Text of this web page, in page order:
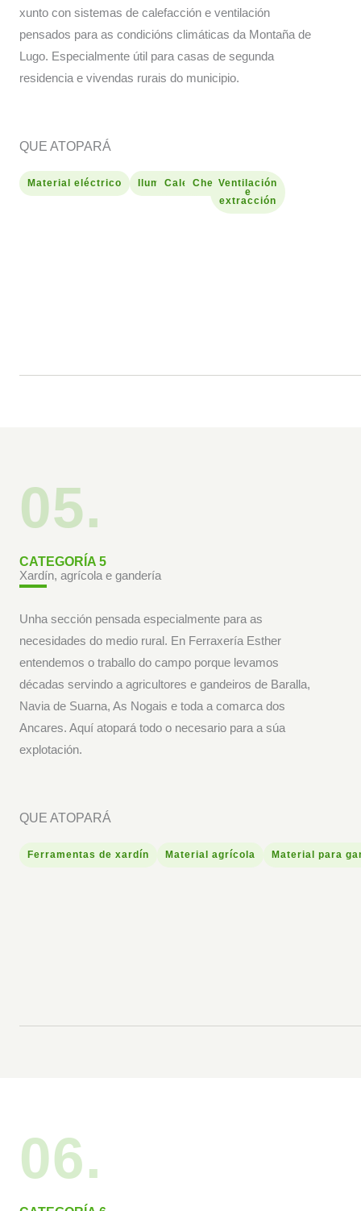
xunto con sistemas de calefacción e ventilación
pensados para as condicións climáticas da Montaña de
Lugo. Especialmente útil para casas de segunda
residencia e vivendas rurais do municipio.
QUE ATOPARÁ
Material eléctrico Iluminación
Calefacción
Chemineas
Ventilación
e
extracción
05.
CATEGORÍA 5
Xardín, agrícola e gandería
Unha sección pensada especialmente para as
necesidades do medio rural. En Ferraxería Esther
entendemos o traballo do campo porque levamos
décadas servindo a agricultores e gandeiros de Baralla,
Navia de Suarna, As Nogais e toda a comarca dos
Ancares. Aquí atopará todo o necesario para a súa
explotación.
QUE ATOPARÁ
Ferramentas de xardín Material agrícola Material para
06.